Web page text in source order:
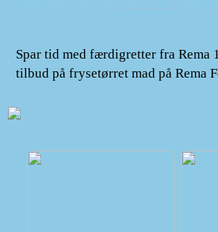
Spar tid med færdigretter fra Rema
tilbud på frysetørret mad på Rema